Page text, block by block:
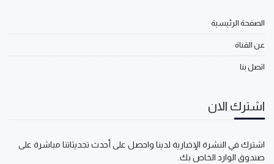
الصفحة الرئيسية
عن القناة
اتصل بنا
اشترك الان
اشترك في النشرة الإخبارية لدينا واحصل على أحدث تحديثاتنا مباشرة على
صندوق الوارد الخاص بك.